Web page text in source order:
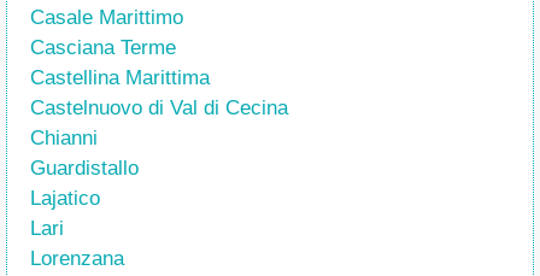
Casale Marittimo
Casciana Terme
Castellina Marittima
Castelnuovo di Val di Cecina
Chianni
Guardistallo
Lajatico
Lari
Lorenzana